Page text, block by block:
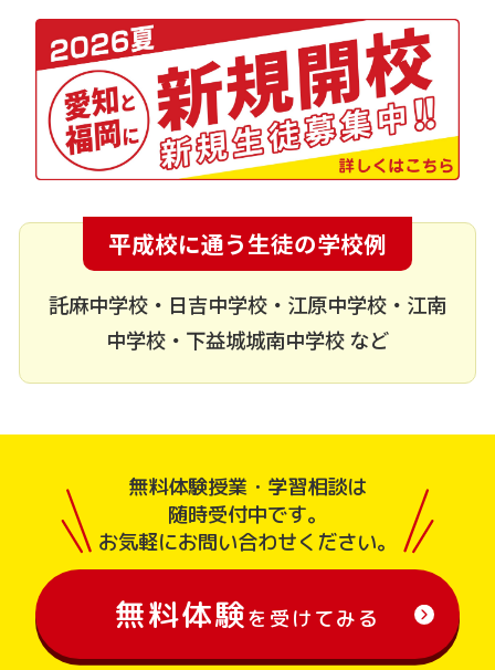
平成校に通う生徒の学校例
託麻中学校・日吉中学校・江原中学校・江南
中学校・下益城城南中学校 など
無料体験授業・学習相談は
随時受付中です。
お気軽にお問い合わせください。
無料体験を受けてみる